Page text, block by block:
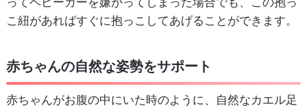
こ紐があればすぐに抱っこしてあげることができます。
赤ちゃんの自然な姿勢をサポート
赤ちゃんがお腹の中にいた時のように、自然なカエル足